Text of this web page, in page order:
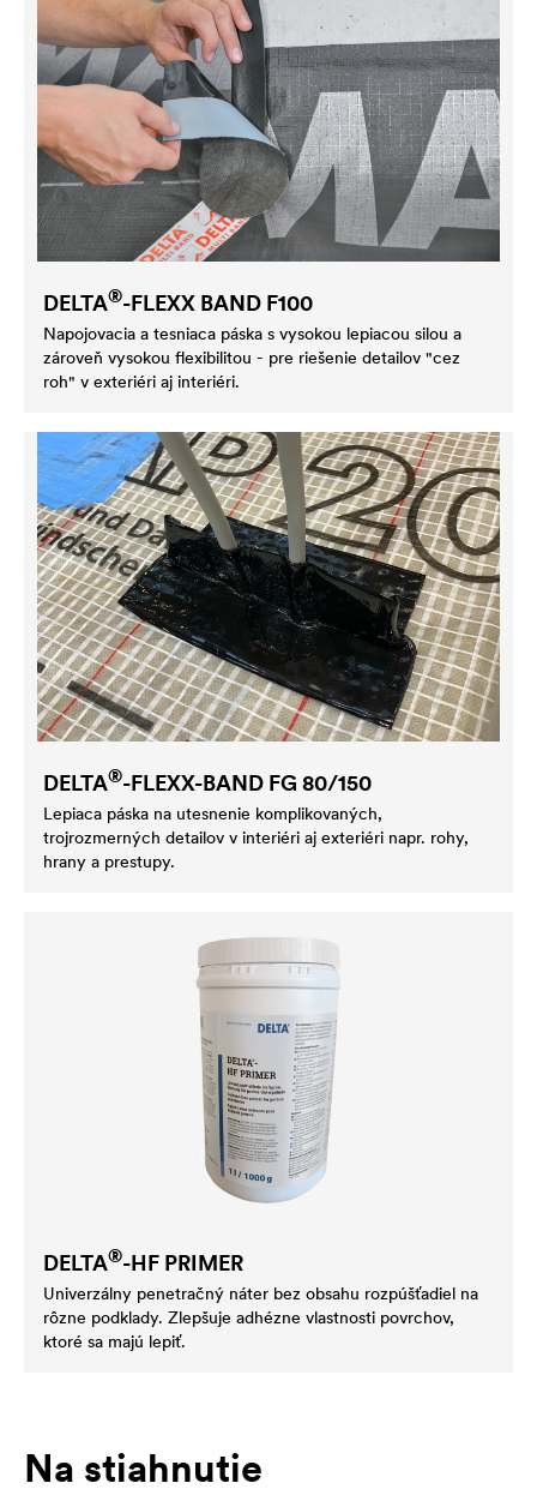
DELTA®-FLEXX BAND F100
Napojovacia a tesniaca páska s vysokou lepiacou silou a
zároveň vysokou flexibilitou - pre riešenie detailov "cez
roh" v exteriéri aj interiéri.
DELTA®-FLEXX-BAND FG 80/150
Lepiaca páska na utesnenie komplikovaných,
trojrozmerných detailov v interiéri aj exteriéri napr. rohy,
hrany a prestupy.
DELTA®-HF PRIMER
Univerzálny penetračný náter bez obsahu rozpúšťadiel na
rôzne podklady. Zlepšuje adhézne vlastnosti povrchov,
ktoré sa majú lepiť.
Na stiahnutie